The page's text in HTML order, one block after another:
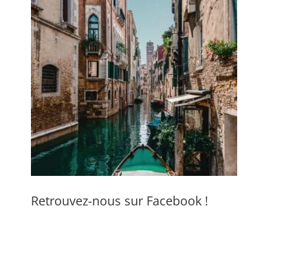
Retrouvez-nous sur Facebook !